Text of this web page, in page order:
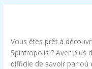
o
Vous êtes prêt à
Spintropolis ? Avec plus
difficile de savoir par où